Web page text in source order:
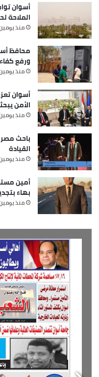
أسوان
الملاحة
منذ
محافظ
ورفع
منذ
أسوان
الأمن
منذ
باحث
القيادة
منذ
أمين
بهاء
منذ